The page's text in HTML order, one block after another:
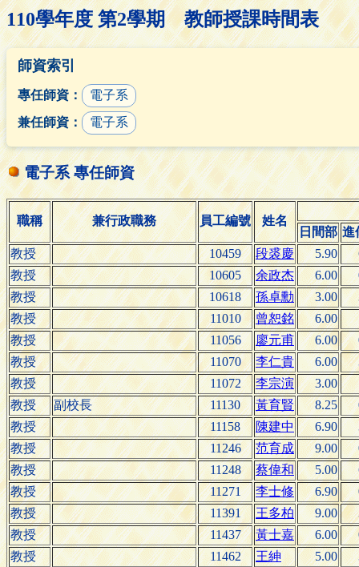
110學年度 第2學期 教師授課時間表
師資索引
專任師資：
電子系
兼任師資：
電子系
電子系 專任師資
職稱 兼行政職務 員工編號
姓名
日間部 進
教授
10459 段裘慶 5.90
教授
10605 余政杰 6.00
教授
10618 孫卓勳 3.00
教授
11010 曾恕銘 6.00
教授
11056 廖元甫 6.00
教授
11070 李仁貴 6.00
教授
11072 李宗演 3.00
教授
副校長 11130 黃育賢 8.25
教授
11158 陳建中 6.90
教授
11246 范育成 9.00
教授
11248 蔡偉和 5.00
教授
11271 李士修 6.90
教授
11391 王多柏 9.00
教授
11437 黃士嘉 6.00
教授
11462 王紳 5.00